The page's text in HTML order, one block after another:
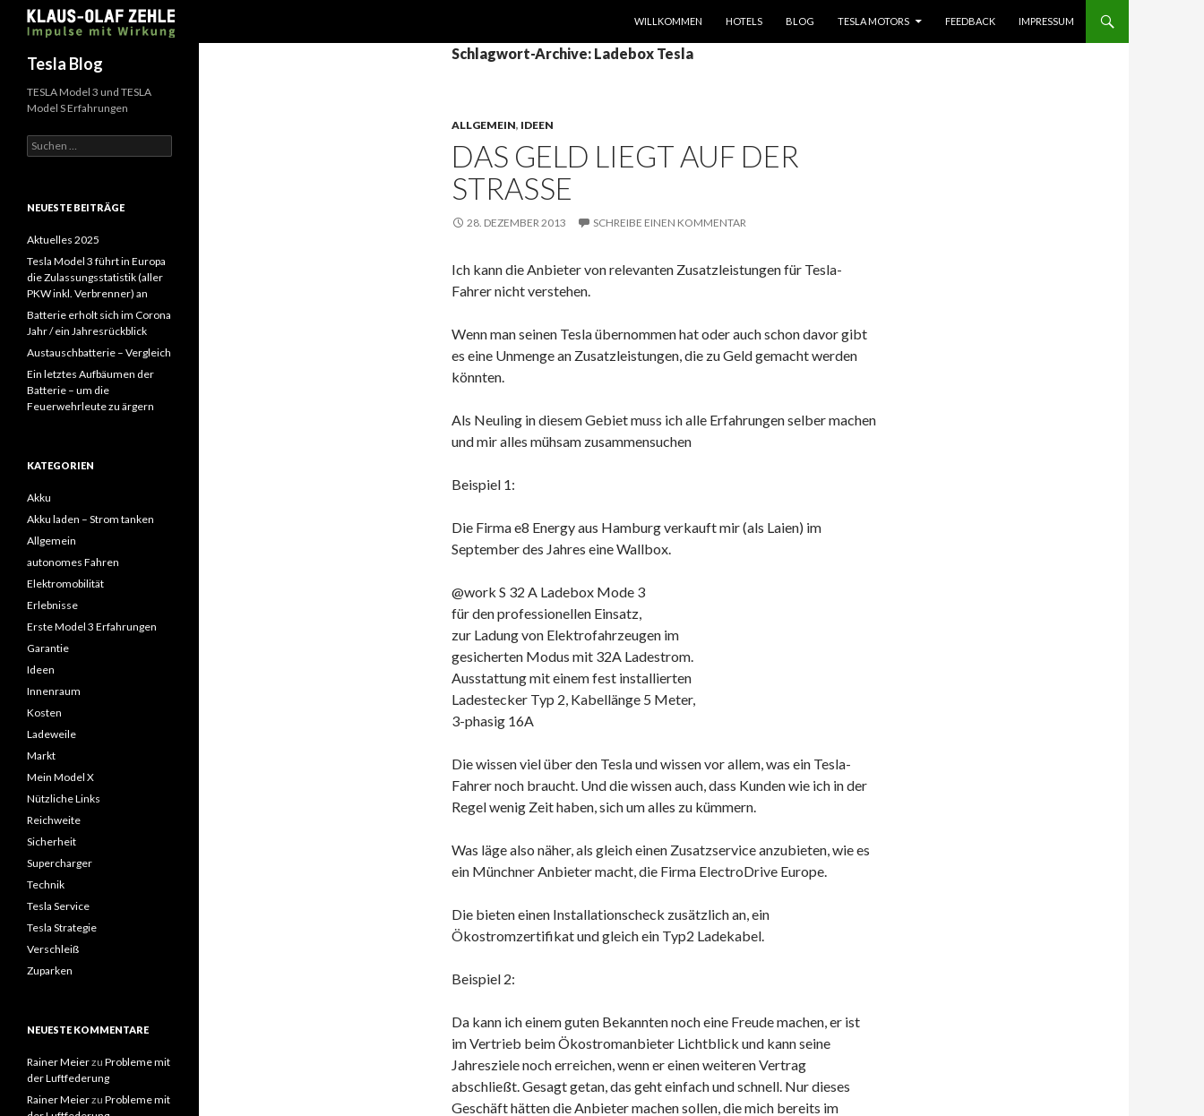
Suchen
WILLKOMMEN
HOTELS BLOG TESLA MOTORS FEEDBACK IMPRESSUM
Schlagwort-Archive: Ladebox Tesla
ALLGEMEIN, IDEEN
DAS GELD LIEGT AUF DER
STRASSE
28. DEZEMBER 2013 SCHREIBE EINEN KOMMENTAR
Ich kann die Anbieter von relevanten Zusatzleistungen für Tesla-
Fahrer nicht verstehen.
Wenn man seinen Tesla übernommen hat oder auch schon davor gibt
es eine Unmenge an Zusatzleistungen, die zu Geld gemacht werden
könnten.
Als Neuling in diesem Gebiet muss ich alle Erfahrungen selber machen
und mir alles mühsam zusammensuchen
Beispiel 1:
Die Firma e8 Energy aus Hamburg verkauft mir (als Laien) im
September des Jahres eine Wallbox.
@work S 32 A Ladebox Mode 3
für den professionellen Einsatz,
zur Ladung von Elektrofahrzeugen im
gesicherten Modus mit 32A Ladestrom.
Ausstattung mit einem fest installierten
Ladestecker Typ 2, Kabellänge 5 Meter,
3-phasig 16A
Die wissen viel über den Tesla und wissen vor allem, was ein Tesla-
Fahrer noch braucht. Und die wissen auch, dass Kunden wie ich in der
Regel wenig Zeit haben, sich um alles zu kümmern.
Was läge also näher, als gleich einen Zusatzservice anzubieten, wie es
ein Münchner Anbieter macht, die Firma ElectroDrive Europe.
Die bieten einen Installationscheck zusätzlich an, ein
Ökostromzertifikat und gleich ein Typ2 Ladekabel.
Beispiel 2:
Da kann ich einem guten Bekannten noch eine Freude machen, er ist
im Vertrieb beim Ökostromanbieter Lichtblick und kann seine
Jahresziele noch erreichen, wenn er einen weiteren Vertrag
abschließt. Gesagt getan, das geht einfach und schnell. Nur dieses
Geschäft hätten die Anbieter machen sollen, die mich bereits im
Tesla Blog
TESLA Model 3 und TESLA
Model S Erfahrungen
Suchen
nach:
NEUESTE BEITRÄGE
Aktuelles 2025
Tesla Model 3 führt in Europa
die Zulassungsstatistik (aller
PKW inkl. Verbrenner) an
Batterie erholt sich im Corona
Jahr / ein Jahresrückblick
Austauschbatterie – Vergleich
Ein letztes Aufbäumen der
Batterie – um die
Feuerwehrleute zu ärgern
KATEGORIEN
Akku
Akku laden – Strom tanken
Allgemein
autonomes Fahren
Elektromobilität
Erlebnisse
Erste Model 3 Erfahrungen
Garantie
Ideen
Innenraum
Kosten
Ladeweile
Markt
Mein Model X
Nützliche Links
Reichweite
Sicherheit
Supercharger
Technik
Tesla Service
Tesla Strategie
Verschleiß
Zuparken
NEUESTE KOMMENTARE
Rainer Meierzu Probleme mit
der Luftfederung
Rainer Meierzu Probleme mit